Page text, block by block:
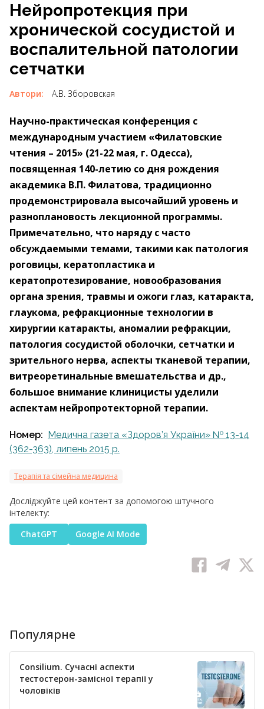
Нейропротекция при
хронической сосудистой и
воспалительной патологии
сетчатки
Автори: А.В. Зборовская
Научно-практическая конференция с
международным участием «Филатовские
чтения – 2015» (21-22 мая, г. Одесса),
посвященная 140-летию со дня рождения
академика В.П. Филатова, традиционно
продемонстрировала высочайший уровень и
разноплановость лекционной программы.
Примечательно, что наряду с часто
обсуждаемыми темами, такими как патология
роговицы, кератопластика и
кератопротезирование, новообразования
органа зрения, травмы и ожоги глаз, катаракта,
глаукома, рефракционные технологии в
хирургии катаракты, аномалии рефракции,
патология сосудистой оболочки, сетчатки и
зрительного нерва, аспекты тканевой терапии,
витреоретинальные вмешательства и др.,
большое внимание клиницисты уделили
аспектам нейропротекторной терапии.
Номер: Медична газета «Здоров’я України» № 13-14
(362-363), липень 2015 p.
Терапія та сімейна медицина
Досліджуйте цей контент за допомогою штучного
інтелекту:
ChatGPT
Google AI Mode
Популярне
Consilium. Сучасні аспекти
тестостерон-замісної терапії у
чоловіків